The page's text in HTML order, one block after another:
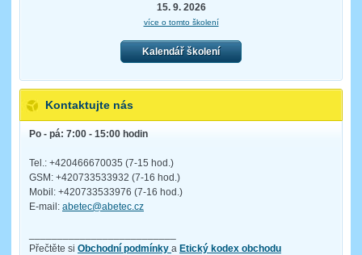
15. 9. 2026
více o tomto školení
Kalendář školení
Kontaktujte nás
Po - pá: 7:00 - 15:00 hodin
Tel.: +420466670035 (7-15 hod.)
GSM: +420733533932 (7-16 hod.)
Mobil: +420733533976 (7-16 hod.)
E-mail: abetec@abetec.cz
Přečtěte si Obchodní podmínky a Etický kodex obchodu